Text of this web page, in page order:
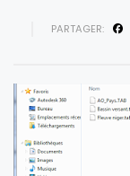
PARTAGER: